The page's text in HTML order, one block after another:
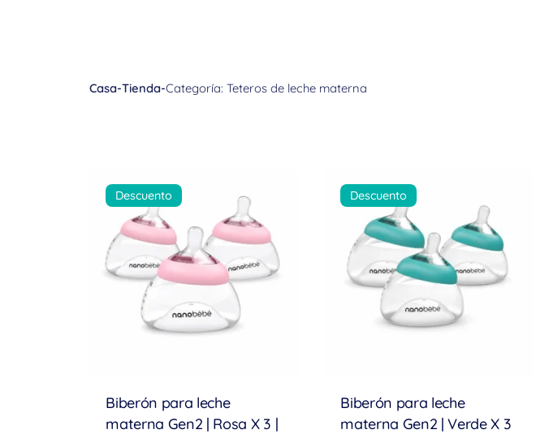
Casa-Tienda-Categoría: Teteros de leche materna
Descuento
Biberón para leche
materna Gen2 | Rosa X 3 |
Descuento
Biberón para leche
materna Gen2 | Verde X 3